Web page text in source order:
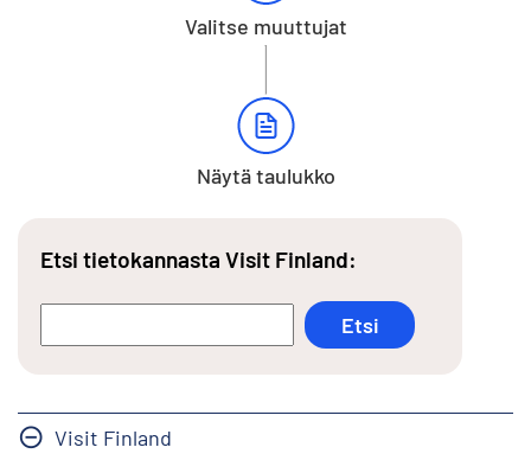
Valitse muuttujat
Näytä taulukko
Etsi tietokannasta Visit Finland:
Visit Finland